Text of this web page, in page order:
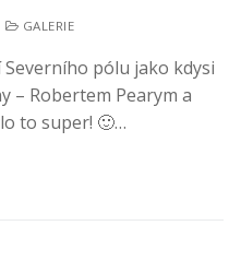
GALERIE
pólu jako kdysi
– Robertem Pearym a
to super! 🙂…